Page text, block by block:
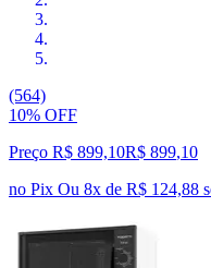
(564)
10% OFF
Preço R$ 899,10R$ 899,10
no Pix Ou 8x de R$ 124,88